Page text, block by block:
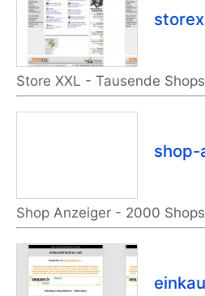
Store XXL - Tausende
shop-
Shop Anzeiger - 2000